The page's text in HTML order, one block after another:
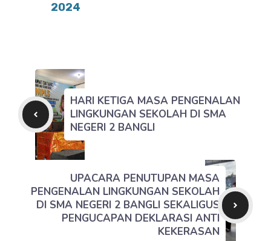
2024
HARI KETIGA MASA PENGENALAN
LINGKUNGAN SEKOLAH DI SMA
NEGERI 2 BANGLI
UPACARA PENUTUPAN MASA
PENGENALAN LINGKUNGAN SEKOLAH
DI SMA NEGERI 2 BANGLI SEKALIGUS
PENGUCAPAN DEKLARASI ANTI
KEKERASAN